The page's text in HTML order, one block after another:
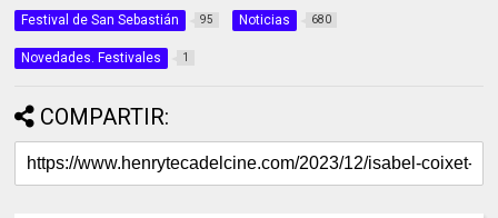
Festival de San Sebastián 95 Noticias 680
Novedades. Festivales 1
COMPARTIR: